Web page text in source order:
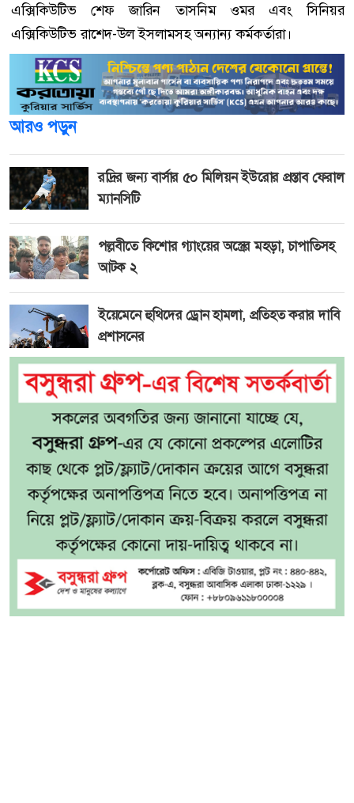
এক্সিকিউটিভ শেফ জারিন তাসনিম ওমর এবং সিনিয়র
এক্সিকিউটিভ রাশেদ-উল ইসলামসহ অন্যান্য কর্মকর্তারা।
আরও পড়ুন
রদ্রির জন্য বার্সার ৫০ মিলিয়ন ইউরোর প্রস্তাব ফেরাল
ম্যানসিটি
পল্লবীতে কিশোর গ্যাংয়ের অস্ত্রের মহড়া, চাপাতিসহ
আটক ২
ইয়েমেনে হুথিদের ড্রোন হামলা, প্রতিহত করার দাবি
প্রশাসনের